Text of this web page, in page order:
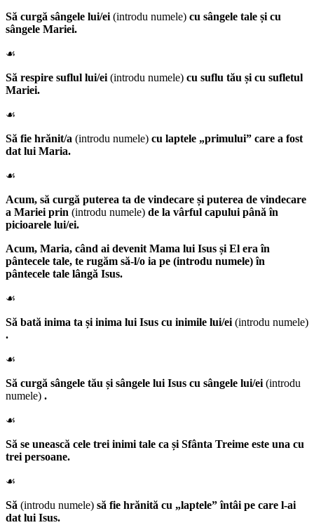
Să curgă sângele lui/ei (introdu numele) cu sângele tale și cu
sângele Mariei.
☙
Să respire suflul lui/ei (introdu numele) cu suflu tău și cu sufletul
Mariei.
☙
Să fie hrănit/a (introdu numele) cu laptele „primului” care a fost
dat lui Maria.
☙
Acum, să curgă puterea ta de vindecare și puterea de vindecare
a Mariei prin (introdu numele) de la vârful capului până în
picioarele lui/ei.
Acum, Maria, când ai devenit Mama lui Isus și El era în
pântecele tale, te rugăm să-l/o ia pe (introdu numele)în
pântecele tale lângă Isus.
☙
Să bată inima ta și inima lui Isus cu inimile lui/ei (introdu numele)
.
☙
Să curgă sângele tău și sângele lui Isus cu sângele lui/ei (introdu
numele) .
☙
Să se unească cele trei inimi tale ca și Sfânta Treime este una cu
trei persoane.
☙
Să (introdu numele) să fie hrănită cu „laptele” întâi pe care l-ai
dat lui Isus.